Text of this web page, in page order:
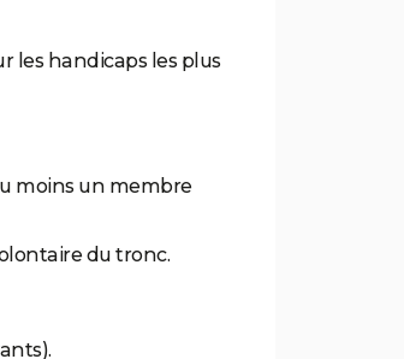
les handicaps les plus
moins un membre
du tronc.